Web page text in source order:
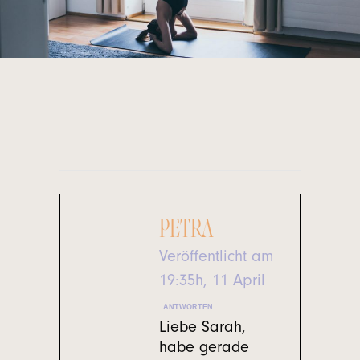
PETRA
Veröffentlicht am
19:35h, 11 April
ANTWORTEN
Liebe Sarah,
habe gerade